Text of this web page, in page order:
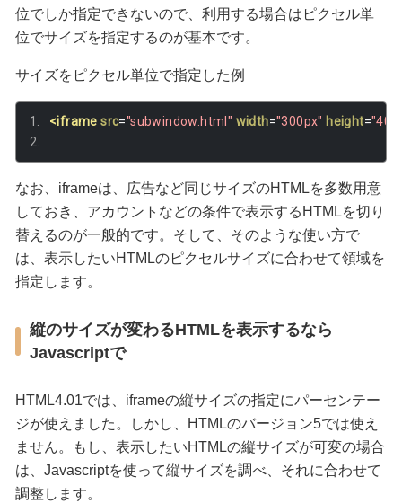
位でしか指定できないので、利用する場合はピクセル単
位でサイズを指定するのが基本です。
サイズをピクセル単位で指定した例
<iframe src="subwindow.html" width="300px" height=
なお、iframeは、広告など同じサイズのHTMLを多数用意
しておき、アカウントなどの条件で表示するHTMLを切り
替えるのが一般的です。そして、そのような使い方で
は、表示したいHTMLのピクセルサイズに合わせて領域を
指定します。
縦のサイズが変わるHTMLを表示するなら
Javascriptで
HTML4.01では、iframeの縦サイズの指定にパーセンテー
ジが使えました。しかし、HTMLのバージョン5では使え
ません。もし、表示したいHTMLの縦サイズが可変の場合
は、Javascriptを使って縦サイズを調べ、それに合わせて
調整します。